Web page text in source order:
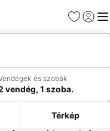
Kedvencek
és szobák
vendég, 1 szoba.
Térkép